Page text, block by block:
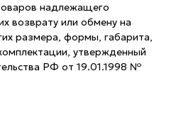
надлежащего
возврату или обмену на
размера, формы, габарита,
утвержденный
РФ от 19.01.1998 №